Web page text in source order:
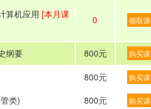
算机应用 [本月课
0 领取
纲要 800元 购买
800元 购买
类) 800元 购买